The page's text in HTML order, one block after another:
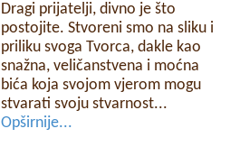
Dragi prijatelji, divno je što
postojite. Stvoreni smo na sliku i
priliku svoga Tvorca, dakle kao
snažna, veličanstvena i moćna
bića koja svojom vjerom mogu
stvarati svoju stvarnost...
Opširnije...